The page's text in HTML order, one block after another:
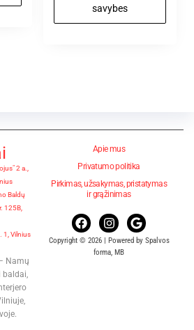
savybes
2 a.,
Baldų
125B,
1, Vilnius
Namų
baldai,
Apie mus
Privatumo politika
Pirkimas, užsakymas, pristatymas
ir grąžinimas
Copyright © 2026 | Powered by Spalvos
forma, MB